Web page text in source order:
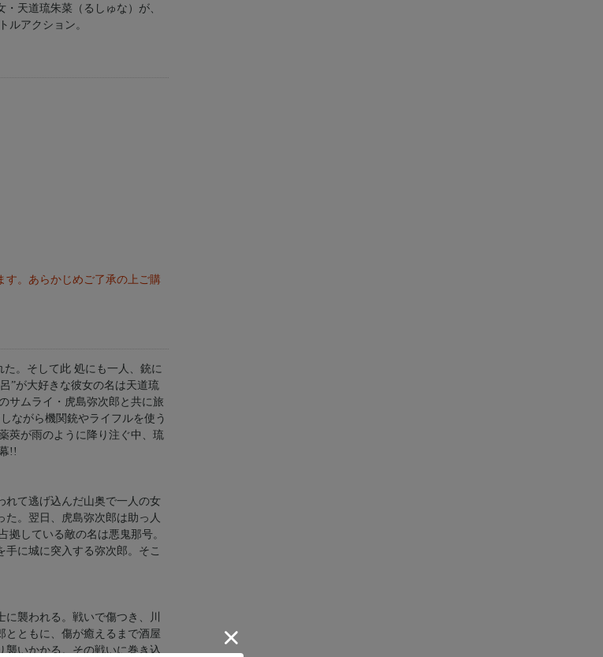
天道琉朱菜（るしゅな）が、
ルアクション。
。あらかじめご了承の上ご購
。そして此 処にも一人、銃に
”が大好きな彼女の名は天道琉
サムライ・虎島弥次郎と共に旅
ながら機関銃やライフルを使う
莢が雨のように降り注ぐ中、琉
!!
れて逃げ込んだ山奥で一人の女
。翌日、虎島弥次郎は助っ人
拠している敵の名は悪鬼那号。
に城に突入する弥次郎。そこ
襲われる。戦いで傷つき、川
とともに、傷が癒えるまで酒屋
襲いかかる。その戦いに巻き込